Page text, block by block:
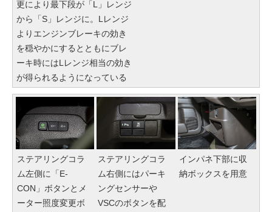
更により最下段が「L」レンジ
から「S」レンジに。Lレンジ
よりエンジンブレーキの効き
を穏やかにするとともにブレ
ーキ時にはLレンジ相当の効き
が得られるようになっている
ステアリングコラ
ム左側に「E-
CON」ボタンとメ
ーター照度変更ボ
ステアリングコラ
ム右側にはパーキ
ングセンサーや
VSCのボタンを配
インパネ下部に収
納ボックスを用意